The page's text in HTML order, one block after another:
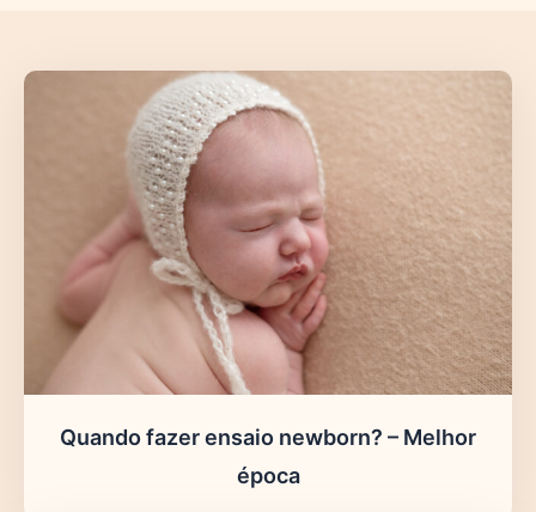
Quando fazer ensaio newborn? – Melhor
época